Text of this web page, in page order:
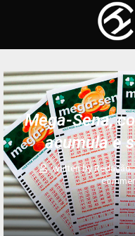
Mega-Sena,
acumula e
written byRedação